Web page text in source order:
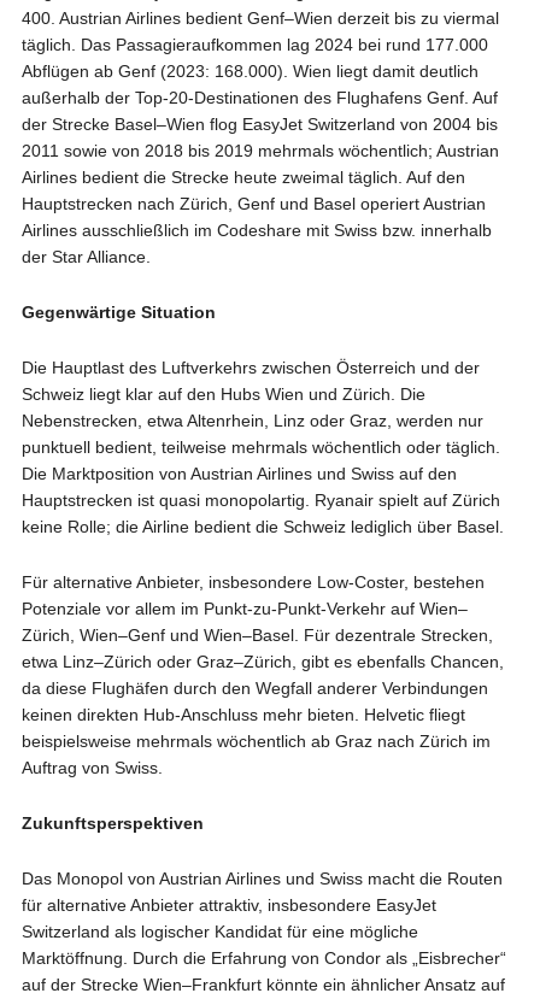
400. Austrian Airlines bedient Genf–Wien derzeit bis zu viermal
täglich. Das Passagieraufkommen lag 2024 bei rund 177.000
Abflügen ab Genf (2023: 168.000). Wien liegt damit deutlich
außerhalb der Top-20-Destinationen des Flughafens Genf. Auf
der Strecke Basel–Wien flog EasyJet Switzerland von 2004 bis
2011 sowie von 2018 bis 2019 mehrmals wöchentlich; Austrian
Airlines bedient die Strecke heute zweimal täglich. Auf den
Hauptstrecken nach Zürich, Genf und Basel operiert Austrian
Airlines ausschließlich im Codeshare mit Swiss bzw. innerhalb
der Star Alliance.
Gegenwärtige Situation
Die Hauptlast des Luftverkehrs zwischen Österreich und der
Schweiz liegt klar auf den Hubs Wien und Zürich. Die
Nebenstrecken, etwa Altenrhein, Linz oder Graz, werden nur
punktuell bedient, teilweise mehrmals wöchentlich oder täglich.
Die Marktposition von Austrian Airlines und Swiss auf den
Hauptstrecken ist quasi monopolartig. Ryanair spielt auf Zürich
keine Rolle; die Airline bedient die Schweiz lediglich über Basel.
Für alternative Anbieter, insbesondere Low-Coster, bestehen
Potenziale vor allem im Punkt-zu-Punkt-Verkehr auf Wien–
Zürich, Wien–Genf und Wien–Basel. Für dezentrale Strecken,
etwa Linz–Zürich oder Graz–Zürich, gibt es ebenfalls Chancen,
da diese Flughäfen durch den Wegfall anderer Verbindungen
keinen direkten Hub-Anschluss mehr bieten. Helvetic fliegt
beispielsweise mehrmals wöchentlich ab Graz nach Zürich im
Auftrag von Swiss.
Zukunftsperspektiven
Das Monopol von Austrian Airlines und Swiss macht die Routen
für alternative Anbieter attraktiv, insbesondere EasyJet
Switzerland als logischer Kandidat für eine mögliche
Marktöffnung. Durch die Erfahrung von Condor als „Eisbrecher“
auf der Strecke Wien–Frankfurt könnte ein ähnlicher Ansatz auf